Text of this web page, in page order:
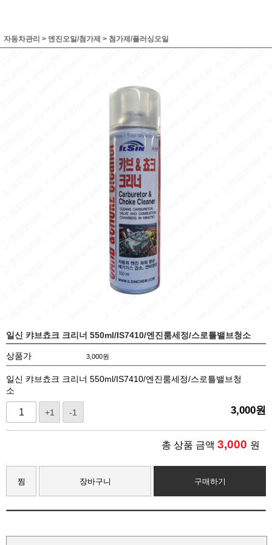
자동차관리 > 엔진오일/첨가제 > 첨가제/플러싱오일
일신 캬브쵸크 크리너 550ml/IS7410/엔진룸세정/스로틀밸브청소
상품가 3,000원
일신 캬브쵸크 크리너 550ml/IS7410/엔진룸세정/스로틀밸브청
소
+1 -1 3,000원
총 상품 금액 3,000 원
찜 장바구니 구매하기